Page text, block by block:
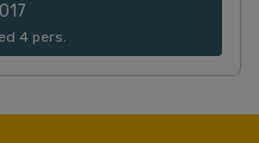
4 pers.